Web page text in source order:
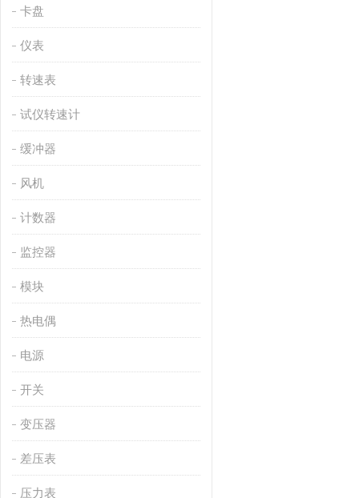
卡盘
仪表
转速表
试仪转速计
缓冲器
风机
计数器
监控器
模块
热电偶
电源
开关
变压器
差压表
压力表